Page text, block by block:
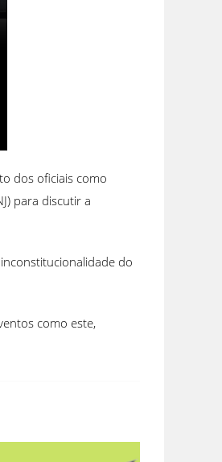
dos oficiais como
para discutir a
do
como este,